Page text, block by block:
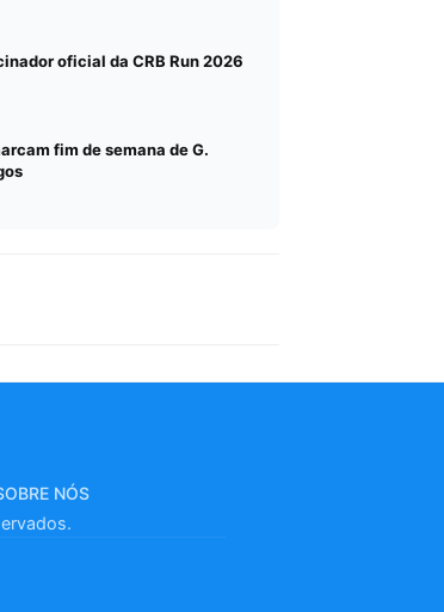
oficial da CRB Run 2026
fim de semana de G.
NÓS